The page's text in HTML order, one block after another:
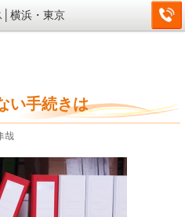
│横浜・東京
い手続きは
哉